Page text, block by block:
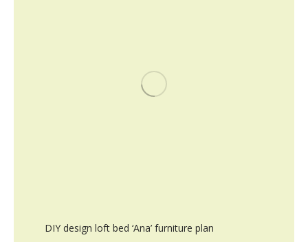
DIY design loft bed ‘Ana’ furniture plan